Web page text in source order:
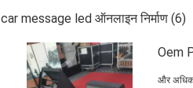
car message led ऑनलाइन निर्माण (6)
Oem
और